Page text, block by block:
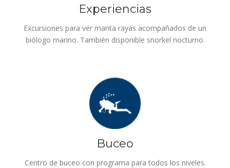
Experiencias
Excursiones para ver manta rayas acompañados de un
biólogo marino. También disponible snorkel nocturno.
Buceo
Centro de buceo con programa para todos los niveles.